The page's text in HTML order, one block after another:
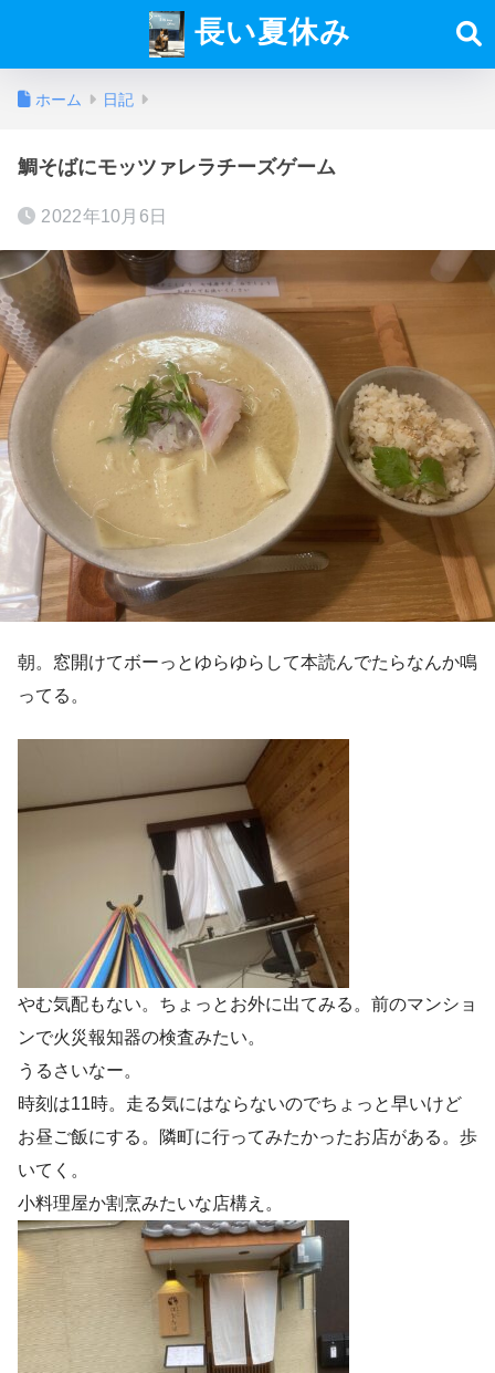
長い夏休み
ホーム 日記
鯛そばにモッツァレラチーズゲーム
2022年10月6日
朝。窓開けてボーっとゆらゆらして本読んでたらなんか鳴
ってる。
やむ気配もない。ちょっとお外に出てみる。前のマンショ
ンで火災報知器の検査みたい。
うるさいなー。
時刻は11時。走る気にはならないのでちょっと早いけど
お昼ご飯にする。隣町に行ってみたかったお店がある。歩
いてく。
小料理屋か割烹みたいな店構え。